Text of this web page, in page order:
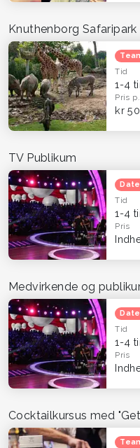
Knuthenborg Safaripark
Tid
1-4
Pris
kr
TV Publikum
Tid
1-4
Pris
Medvirkende og
Tid
1-4
Pris
Cocktailkursus med